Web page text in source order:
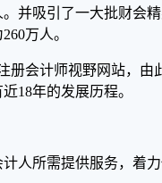
并吸引了一大批财会
万人。
册会计师视野网站，
18年的发展历程。
人所需提供服务，着